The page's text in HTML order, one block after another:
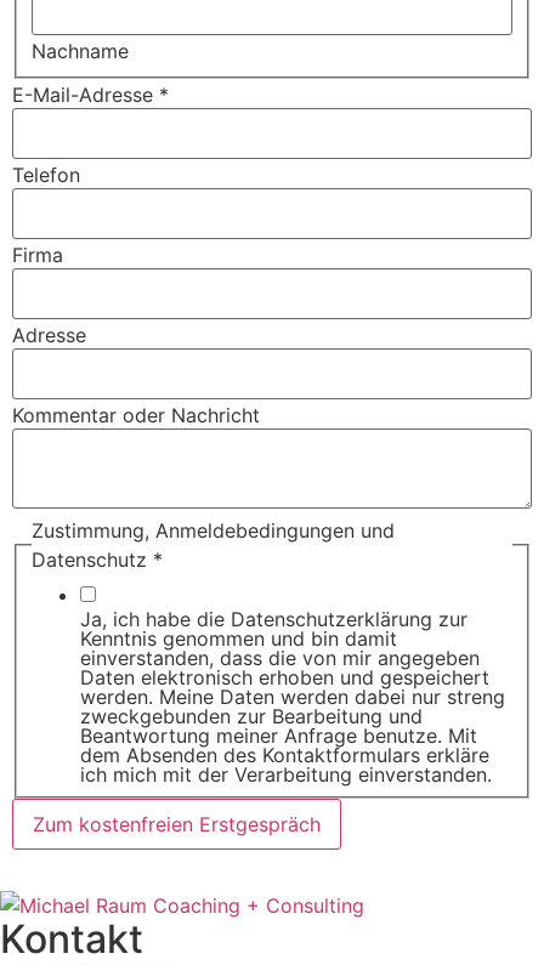
Nachname
E-Mail-Adresse *
Telefon
Firma
Adresse
Kommentar oder Nachricht
Zustimmung, Anmeldebedingungen und
Datenschutz *
Ja, ich habe die Datenschutzerklärung zur
Kenntnis genommen und bin damit
einverstanden, dass die von mir angegeben
Daten elektronisch erhoben und gespeichert
werden. Meine Daten werden dabei nur streng
zweckgebunden zur Bearbeitung und
Beantwortung meiner Anfrage benutze. Mit
dem Absenden des Kontaktformulars erkläre
ich mich mit der Verarbeitung einverstanden.
Zum kostenfreien Erstgespräch
Kontakt